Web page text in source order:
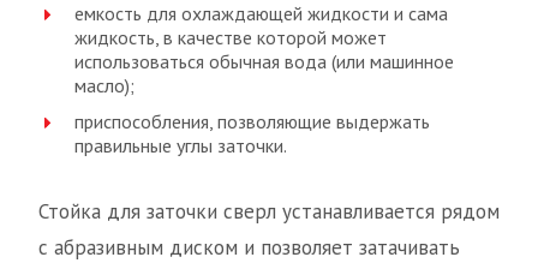
емкость для охлаждающей жидкости и сама
жидкость, в качестве которой может
использоваться обычная вода (или машинное
масло);
приспособления, позволяющие выдержать
правильные углы заточки.
Стойка для заточки сверл устанавливается рядом
с абразивным диском и позволяет затачивать